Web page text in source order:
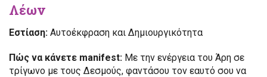
Λέων
Εστίαση: Αυτοέκφραση και Δημιουργικότητα
Πώς να κάνετε manifest: Με την ενέργεια του Άρη σε
τρίγωνο με τους Δεσμούς, φαντάσου τον εαυτό σου να